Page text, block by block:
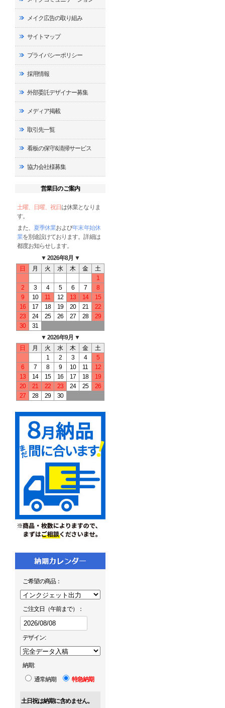
メイク広告の取り組み
サイトマップ
プライバシーポリシー
採用情報
外部委託デザイナー募集
メディア掲載
取引先一覧
看板の保守&清掃サービス
協力会社様募集
営業日のご案内
土曜、日曜、祝日は休業となりま
す。
また、 夏季休業および年末年始休
業を別途設けております。詳細は
都度お知らせします。
▼ 2026年8月 ▼
日
月 火 水 木 金
土
1
2
3 4 5 6 7
8
9
10 11 12 13 14
15
16
17 18 19 20 21
22
23
24 25 26 27 28
29
30
31
▼ 2026年9月 ▼
日
月 火 水 木 金
土
1
2 3 4
5
6
7 8 9 10 11
12
13
14 15 16 17 18
19
20
21 22 23 24 25
26
27
28 29 30
ご希望の商品：
ご注文日（午前まで）：
デザイン:
納期:
通常納期
特急納期
土日祝は納期に含めません。